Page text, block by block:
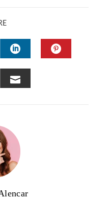
LINKEDIN